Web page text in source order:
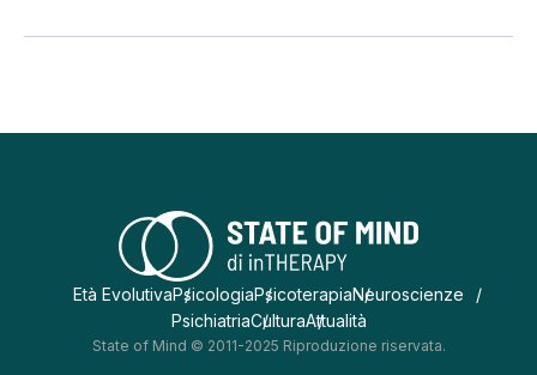
Età EvolutivaPsicologiaPsicoterapiaNeuroscienze
PsichiatriaCulturaAttualità
State of Mind © 2011-2025 Riproduzione riservata.